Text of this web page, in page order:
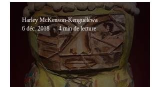
Harley McKenson-Kenguéléwa
6 déc. 2018
4 min de lecture